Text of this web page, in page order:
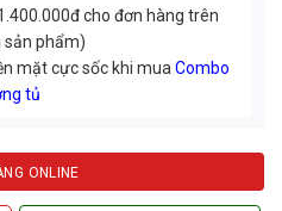
cho đơn hàng trên
sản phẩm)
mặt cực sốc khi muaCombo
tủ
ONLINE